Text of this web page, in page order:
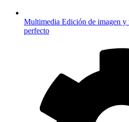
Multimedia Edición de imagen
perfecto